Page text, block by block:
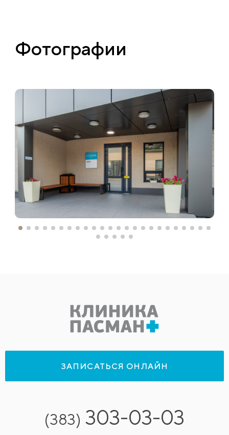
Фотографии
ЗАПИСАТЬСЯ ОНЛАЙН
(383) 303-03-03